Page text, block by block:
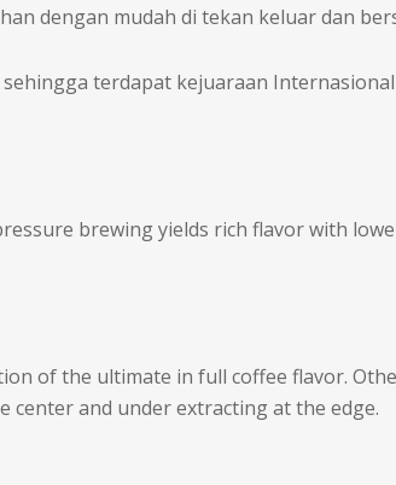
dengan mudah di tekan keluar dan
terdapat kejuaraan
brewing yields rich flavor with
of the ultimate in full coffee flavor.
and under extracting at the edge.